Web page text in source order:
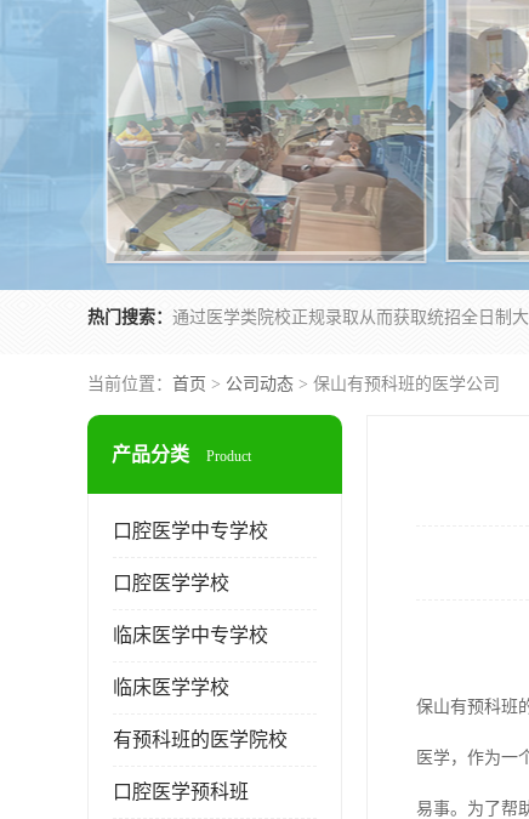
热门搜索：
当前位置： 首页 > 公司动态 > 保山有预科班的医学公司
产品分类 Product
口腔医学中专学校
口腔医学学校
临床医学中专学校
临床医学学校
有预科班的医学院校
口腔医学预科班
保山有预科班
医学，作为一
易事。为了帮